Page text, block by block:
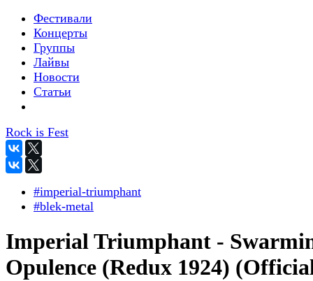
Фестивали
Концерты
Группы
Лайвы
Новости
Статьи
Rock is Fest
#imperial-triumphant
#blek-metal
Imperial Triumphant -
Opulence (Redux 1924)